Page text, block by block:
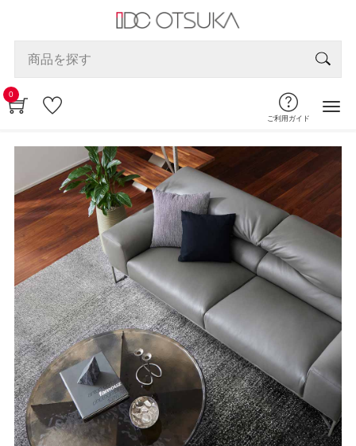
0
ご利用ガイド